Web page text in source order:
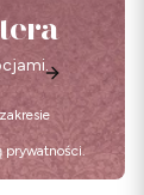
prywatności.